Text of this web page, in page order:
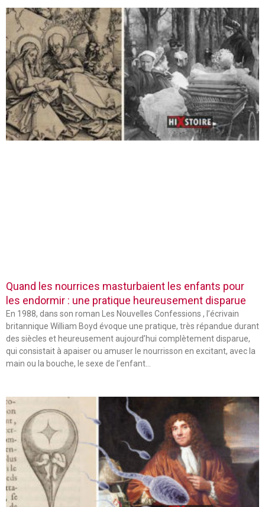
Quand les nourrices masturbaient les enfants pour
les endormir : une pratique heureusement disparue
En 1988, dans son roman Les Nouvelles Confessions , l’écrivain
britannique William Boyd évoque une pratique, très répandue durant
des siècles et heureusement aujourd’hui complètement disparue,
qui consistait à apaiser ou amuser le nourrisson en excitant, avec la
main ou la bouche, le sexe de l’enfant…